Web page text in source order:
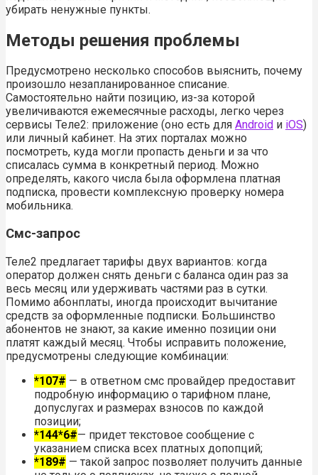
убирать ненужные пункты.
Методы решения проблемы
Предусмотрено несколько способов выяснить, почему
произошло незапланированное списание.
Самостоятельно найти позицию, из-за которой
увеличиваются ежемесячные расходы, легко через
сервисы Теле2: приложение (оно есть для Android и iOS)
или личный кабинет. На этих порталах можно
посмотреть, куда могли пропасть деньги и за что
списалась сумма в конкретный период. Можно
определять, какого числа была оформлена платная
подписка, провести комплексную проверку номера
мобильника.
Смс-запрос
Теле2 предлагает тарифы двух вариантов: когда
оператор должен снять деньги с баланса один раз за
весь месяц или удерживать частями раз в сутки.
Помимо абонплаты, иногда происходит вычитание
средств за оформленные подписки. Большинство
абонентов не знают, за какие именно позиции они
платят каждый месяц. Чтобы исправить положение,
предусмотрены следующие комбинации:
*107# — в ответном смс провайдер предоставит
подробную информацию о тарифном плане,
допуслугах и размерах взносов по каждой
позиции;
*144*6#— придет текстовое сообщение с
указанием списка всех платных допопций;
*189# — такой запрос позволяет получить данные